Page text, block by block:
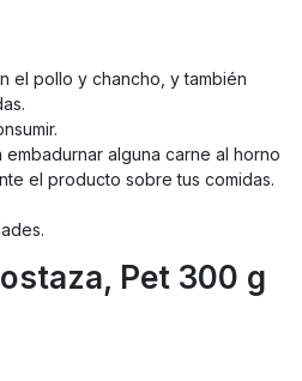
el pollo y chancho, y también
embadurnar alguna carne al horno
el producto sobre tus comidas.
Pet 300 g